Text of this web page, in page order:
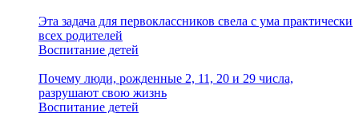
Эта задача для первоклассников свела с ума практически
всех родителей
Воспитание детей
Почему люди, рожденные 2, 11, 20 и 29 числа,
разрушают свою жизнь
Воспитание детей